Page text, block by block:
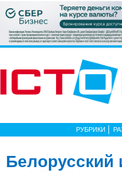
РУБРИКИ
Белорусский